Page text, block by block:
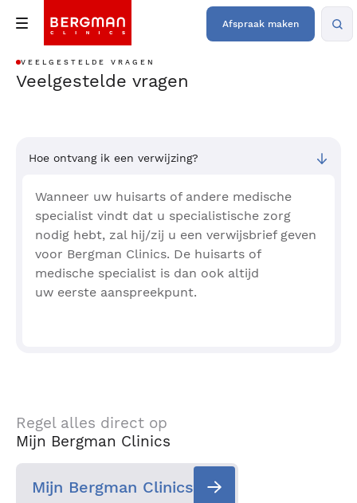
Afspraak maken
VEELGESTELDE VRAGEN
Veelgestelde vragen
Hoe ontvang ik een verwijzing?
Wanneer uw huisarts of andere medische
specialist vindt dat u specialistische zorg
nodig hebt, zal hij/zij u een verwijsbrief geven
voor Bergman Clinics. De huisarts of
medische specialist is dan ook altijd
uw eerste aanspreekpunt.
Regel alles direct op
Mijn Bergman Clinics
Mijn Bergman Clinics